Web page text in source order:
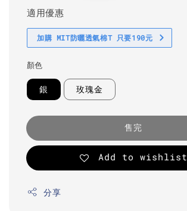
適用優惠
加購 MIT防曬透氣棉T 只要190元
顏色
銀 玫瑰金
售完
Add to wishlist
分享